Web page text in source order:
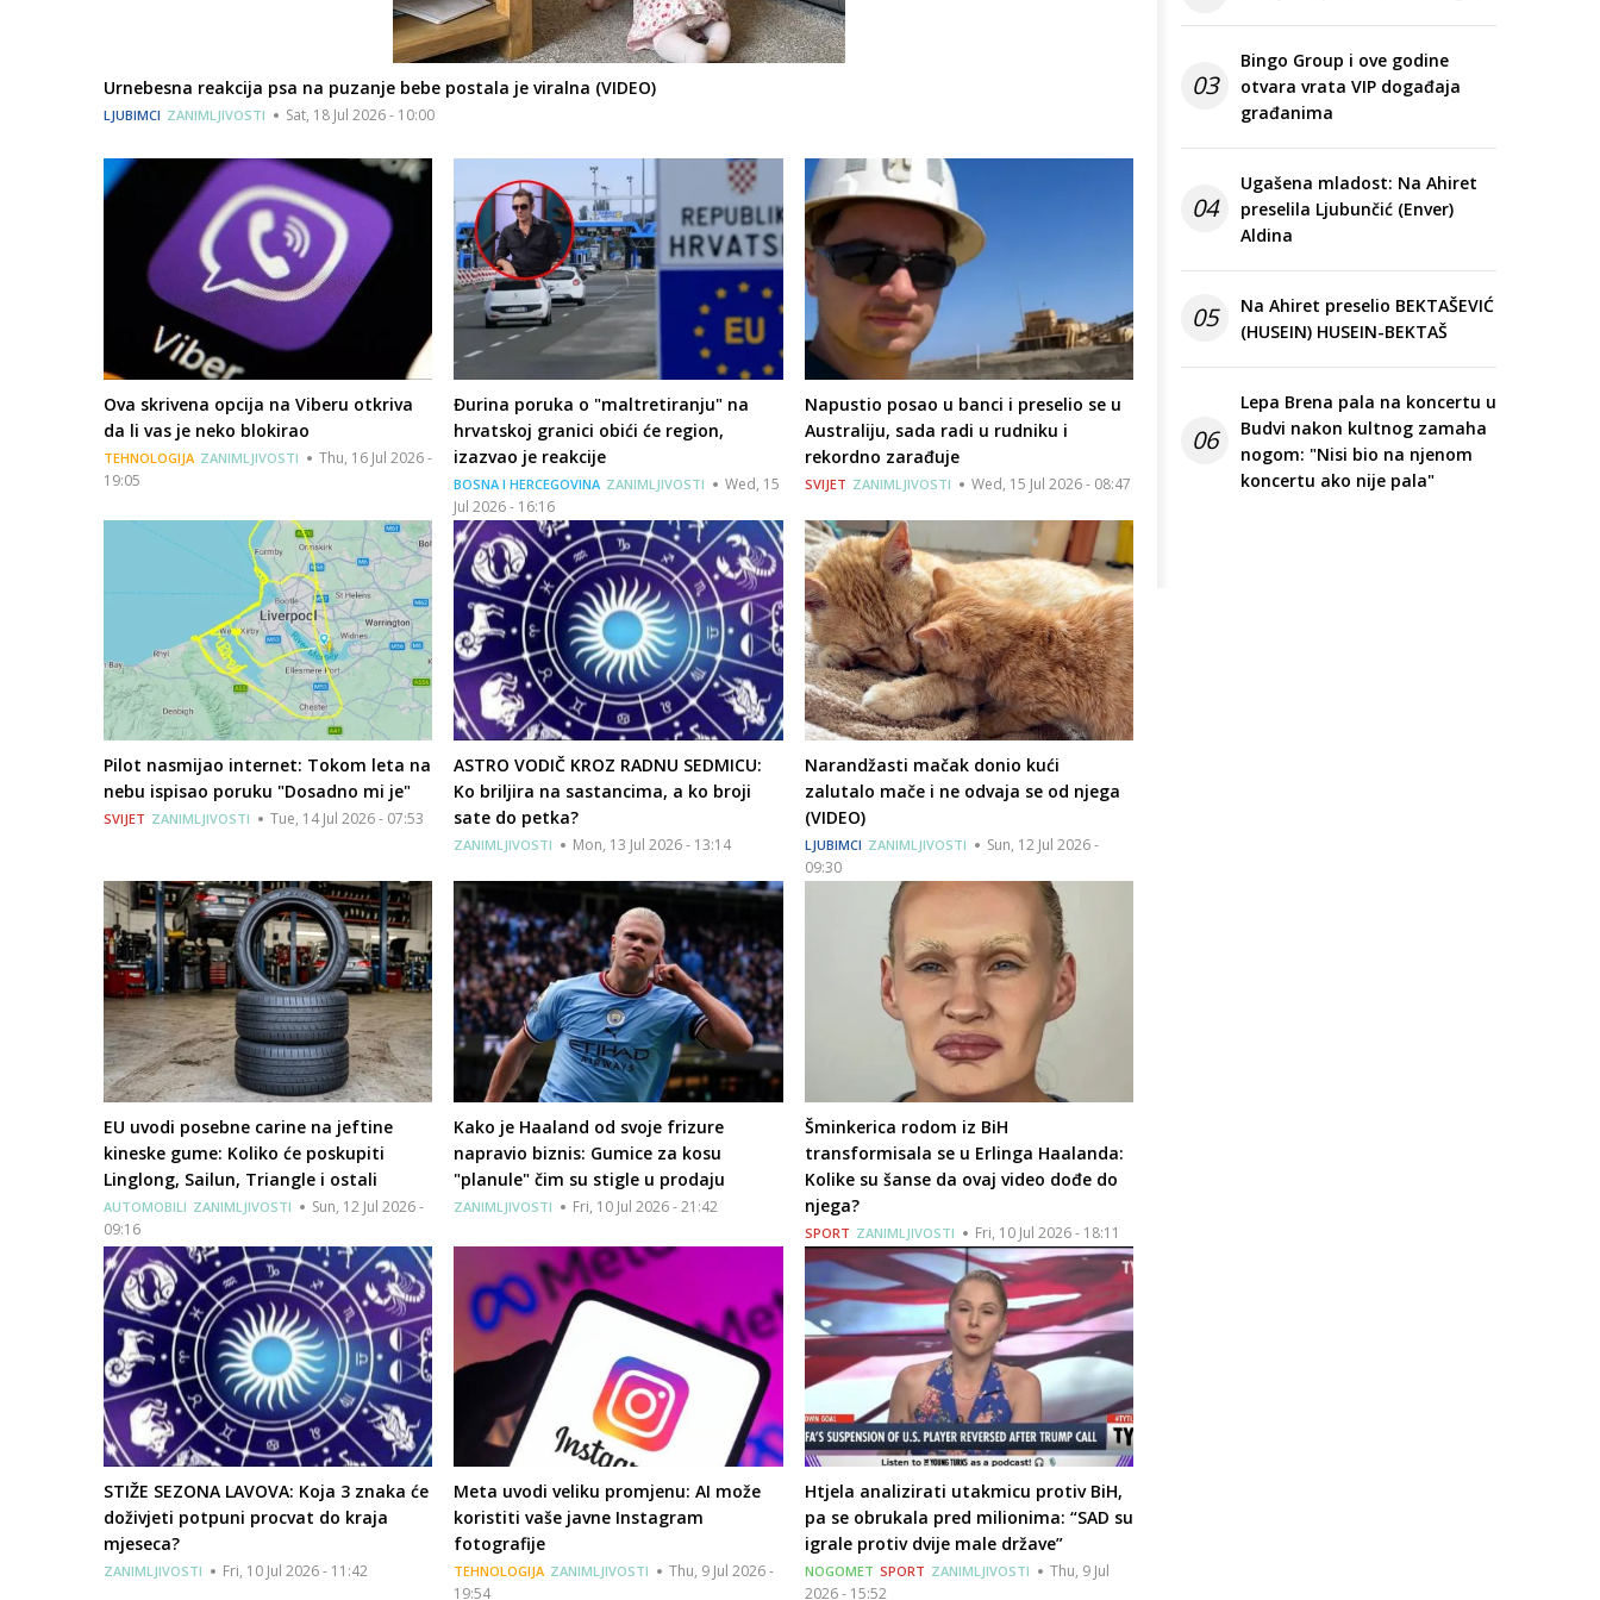
Urnebesna reakcija psa na puzanje bebe postala je viralna (VIDEO)
LJUBIMCI ZANIMLJIVOSTI Sat, 18 Jul 2026 - 10:00
Ova skrivena opcija na Viberu otkriva
da li vas je neko blokirao
TEHNOLOGIJA ZANIMLJIVOSTI
Thu, 16 Jul 2026 -
19:05
Đurina poruka o "maltretiranju" na
hrvatskoj granici obići će region,
izazvao je reakcije
BOSNA I HERCEGOVINA ZANIMLJIVOSTI
Wed, 15
Jul 2026 - 16:16
Napustio posao u banci i preselio se u
Australiju, sada radi u rudniku i
rekordno zarađuje
SVIJET ZANIMLJIVOSTI Wed, 15 Jul 2026 - 08:47
Pilot nasmijao internet: Tokom leta na
nebu ispisao poruku "Dosadno mi je"
SVIJET ZANIMLJIVOSTI Tue, 14 Jul 2026 - 07:53
ASTRO VODIČ KROZ RADNU SEDMICU:
Ko briljira na sastancima, a ko broji
sate do petka?
ZANIMLJIVOSTI Mon, 13 Jul 2026 - 13:14
Narandžasti mačak donio kući
zalutalo mače i ne odvaja se od njega
(VIDEO)
LJUBIMCI ZANIMLJIVOSTI
Sun, 12 Jul 2026 -
09:30
EU uvodi posebne carine na jeftine
kineske gume: Koliko će poskupiti
Linglong, Sailun, Triangle i ostali
AUTOMOBILI ZANIMLJIVOSTI
Sun, 12 Jul 2026 -
09:16
Kako je Haaland od svoje frizure
napravio biznis: Gumice za kosu
"planule" čim su stigle u prodaju
ZANIMLJIVOSTI Fri, 10 Jul 2026 - 21:42
Šminkerica rodom iz BiH
transformisala se u Erlinga Haalanda:
Kolike su šanse da ovaj video dođe do
njega?
SPORT ZANIMLJIVOSTI Fri, 10 Jul 2026 - 18:11
STIŽE SEZONA LAVOVA: Koja 3 znaka će
doživjeti potpuni procvat do kraja
mjeseca?
ZANIMLJIVOSTI Fri, 10 Jul 2026 - 11:42
Meta uvodi veliku promjenu: AI može
koristiti vaše javne Instagram
fotografije
TEHNOLOGIJA ZANIMLJIVOSTI
Thu, 9 Jul 2026 -
19:54
Htjela analizirati utakmicu protiv BiH,
pa se obrukala pred milionima: “SAD su
igrale protiv dvije male države”
NOGOMET SPORT ZANIMLJIVOSTI
Thu, 9 Jul
2026 - 15:52
03
Bingo Group i ove godine
otvara vrata VIP događaja
građanima
04
Ugašena mladost: Na Ahiret
preselila Ljubunčić (Enver)
Aldina
05
Na Ahiret preselio BEKTAŠEVIĆ
(HUSEIN) HUSEIN-BEKTAŠ
06
Lepa Brena pala na koncertu u
Budvi nakon kultnog zamaha
nogom: "Nisi bio na njenom
koncertu ako nije pala"